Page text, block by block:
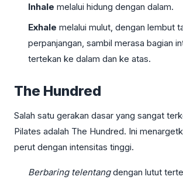
Inhale melalui hidung dengan dalam.
Exhale melalui mulut, dengan lembut
perpanjangan, sambil merasa bagian
tertekan ke dalam dan ke atas.
The Hundred
Salah satu gerakan dasar yang sangat
Pilates adalah The Hundred. Ini
perut dengan intensitas tinggi.
Berbaring telentangdengan lutut